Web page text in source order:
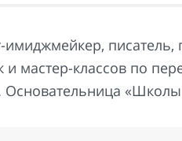
имиджмейкер, писатель,
и мастер-классов по
Основательница